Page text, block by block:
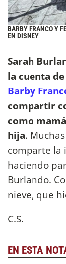
BARBY FRANCO Y
EN DISNEY
Sarah
la cuenta
Barby
compartir
como
hija.
comparte la
haciendo
Burlando.
nieve, que
C.S.
EN ESTA